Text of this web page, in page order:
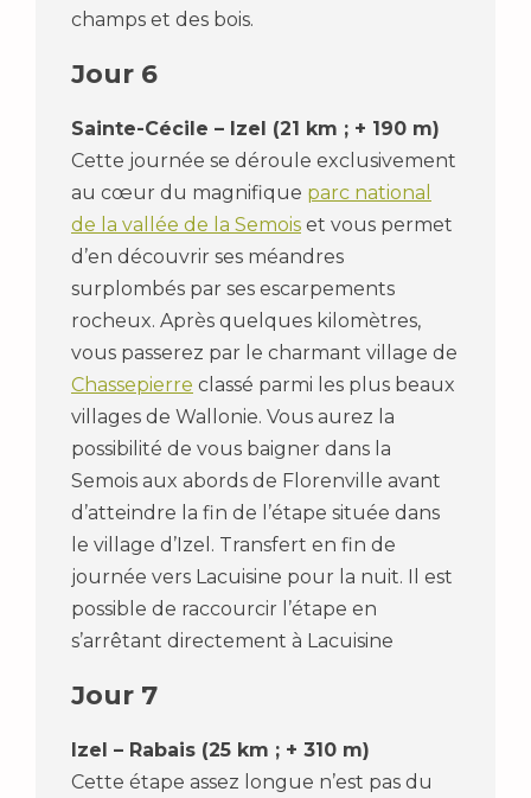
champs et des bois.
Jour 6
Sainte-Cécile – Izel (21 km ; + 190 m)
Cette journée se déroule exclusivement
au cœur du magnifique parc national
de la vallée de la Semois et vous permet
d’en découvrir ses méandres
surplombés par ses escarpements
rocheux. Après quelques kilomètres,
vous passerez par le charmant village de
Chassepierre classé parmi les plus beaux
villages de Wallonie. Vous aurez la
possibilité de vous baigner dans la
Semois aux abords de Florenville avant
d’atteindre la fin de l’étape située dans
le village d’Izel. Transfert en fin de
journée vers Lacuisine pour la nuit. Il est
possible de raccourcir l’étape en
s’arrêtant directement à Lacuisine
Jour 7
Izel – Rabais (25 km ; + 310 m)
Cette étape assez longue n’est pas du